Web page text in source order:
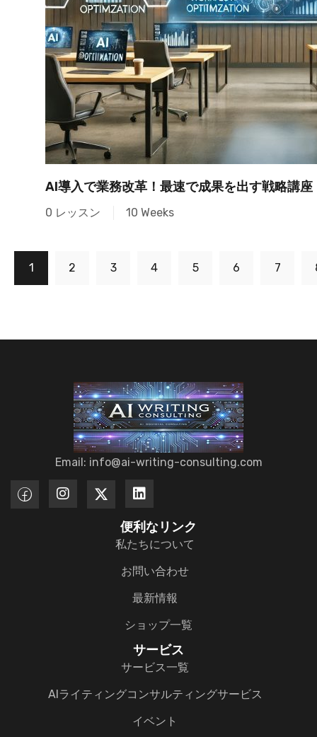
AI導入で業務改革！最速で成果を出す戦略講座
0 レッスン 10 Weeks
1 2 3 4 5 6 7
Email: info@ai-writing-consulting.com
便利なリンク
私たちについて
お問い合わせ
最新情報
ショップ一覧
サービス
サービス一覧
AIライティングコンサルティングサービス
イベント